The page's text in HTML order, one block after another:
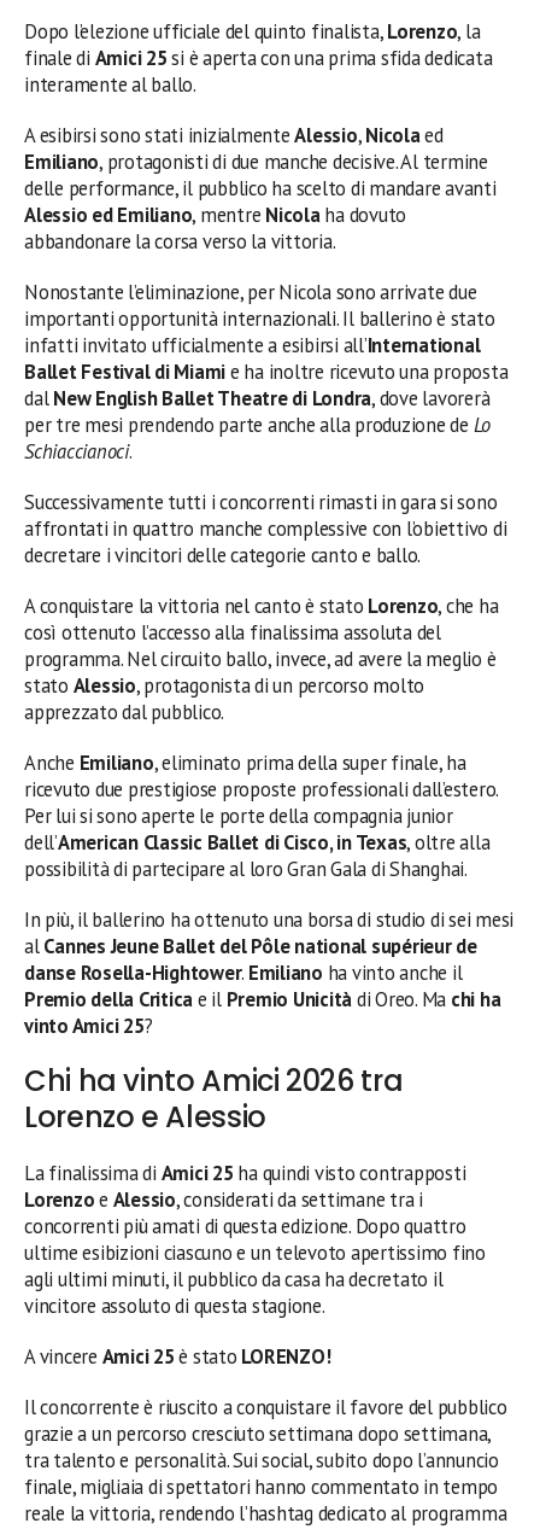
Dopo l’elezione ufficiale del quinto finalista,Lorenzo, la
finale di Amici 25si è aperta con una prima sfida dedicata
interamente al ballo.
A esibirsi sono stati inizialmenteAlessio,Nicolaed
Emiliano, protagonisti di due manche decisive. Al termine
delle performance, il pubblico ha scelto di mandare avanti
Alessio ed Emiliano, mentre Nicolaha dovuto
abbandonare la corsa verso la vittoria.
Nonostante l’eliminazione, per Nicola sono arrivate due
importanti opportunità internazionali. Il ballerino è stato
infatti invitato ufficialmente a esibirsi all’International
Ballet Festival di Miamie ha inoltre ricevuto una proposta
dalNew English Ballet Theatre di Londra, dove lavorerà
per tre mesi prendendo parte anche alla produzione de Lo
Schiaccianoci.
Successivamente tutti i concorrenti rimasti in gara si sono
affrontati in quattro manche complessive con l’obiettivo di
decretare i vincitori delle categorie canto e ballo.
A conquistare la vittoria nel canto è stato Lorenzo, che ha
così ottenuto l’accesso alla finalissima assoluta del
programma. Nel circuito ballo, invece, ad avere la meglio è
stato Alessio, protagonista di un percorso molto
apprezzato dal pubblico.
Anche Emiliano, eliminato prima della super finale, ha
ricevuto due prestigiose proposte professionali dall’estero.
Per lui si sono aperte le porte della compagnia junior
dell’American Classic Ballet di Cisco, in Texas, oltre alla
possibilità di partecipare al loro Gran Gala di Shanghai.
In più, il ballerino ha ottenuto una borsa di studio di sei mesi
alCannes Jeune Ballet del Pôle national supérieur de
danse Rosella-Hightower. Emiliano ha vinto anche il
Premio della Criticae il Premio Unicitàdi Oreo. Ma chi ha
vinto Amici 25?
Chi ha vinto Amici 2026 tra
Lorenzo e Alessio
La finalissima di Amici 25 ha quindi visto contrapposti
Lorenzoe Alessio, considerati da settimane tra i
concorrenti più amati di questa edizione. Dopo quattro
ultime esibizioni ciascuno e un televoto apertissimo fino
agli ultimi minuti, il pubblico da casa ha decretato il
vincitore assoluto di questa stagione.
A vincere Amici 25è stato LORENZO!
Il concorrente è riuscito a conquistare il favore del pubblico
grazie a un percorso cresciuto settimana dopo settimana,
tra talento e personalità. Sui social, subito dopo l’annuncio
finale, migliaia di spettatori hanno commentato in tempo
reale la vittoria, rendendo l’hashtag dedicato al programma